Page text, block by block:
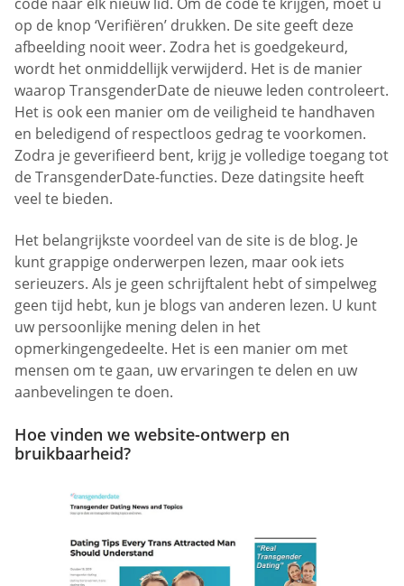
op de knop ‘Verifiëren’ drukken. De site geeft deze
afbeelding nooit weer. Zodra het is goedgekeurd,
wordt het onmiddellijk verwijderd. Het is de manier
waarop TransgenderDate de nieuwe leden controleert.
Het is ook een manier om de veiligheid te handhaven
en beledigend of respectloos gedrag te voorkomen.
Zodra je geverifieerd bent, krijg je volledige toegang tot
de TransgenderDate-functies. Deze datingsite heeft
veel te bieden.
Het belangrijkste voordeel van de site is de blog. Je
kunt grappige onderwerpen lezen, maar ook iets
serieuzers. Als je geen schrijftalent hebt of simpelweg
geen tijd hebt, kun je blogs van anderen lezen. U kunt
uw persoonlijke mening delen in het
opmerkingengedeelte. Het is een manier om met
mensen om te gaan, uw ervaringen te delen en uw
aanbevelingen te doen.
Hoe vinden we website-ontwerp en
bruikbaarheid?